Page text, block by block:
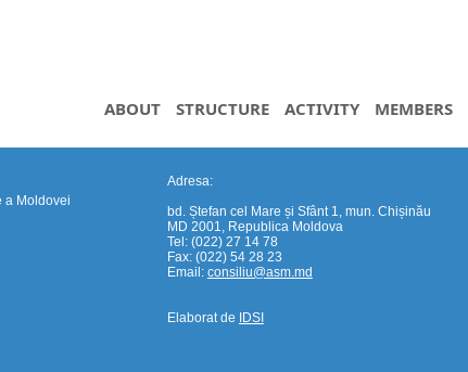
ABOUT STRUCTURE ACTIVITY MEMBERS
a Moldovei
Adresa:
bd. Ștefan cel Mare și Sfânt 1, mun. Chișinău
MD 2001, Republica Moldova
Tel: (022) 27 14 78
Fax: (022) 54 28 23
Email: consiliu@asm.md
Elaborat de IDSI